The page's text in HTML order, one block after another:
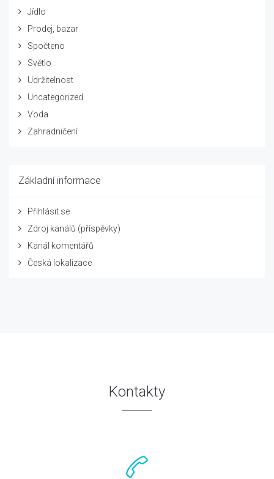
Jídlo
Prodej, bazar
Spočteno
Světlo
Udržitelnost
Uncategorized
Voda
Zahradničení
Základní informace
Přihlásit se
Zdroj kanálů (příspěvky)
Kanál komentářů
Česká lokalizace
Kontakty